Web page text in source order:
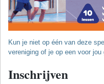
Kun je niet op één van deze
vereniging of je op een voor
Inschrijven